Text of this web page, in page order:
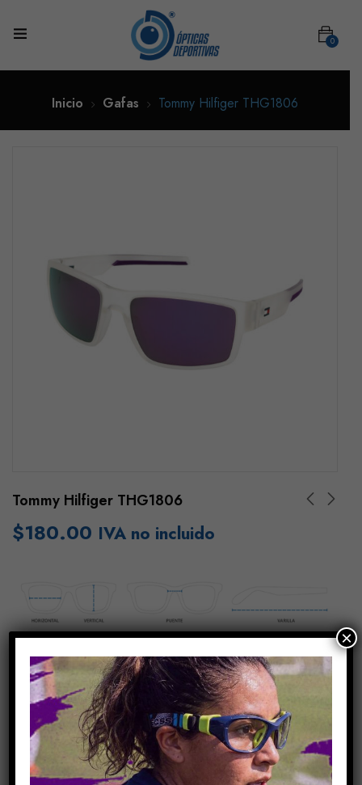
0
Inicio Gafas Tommy Hilfiger THG1806
Tommy Hilfiger THG1806
$180.00 IVA no incluido
Añadir Al Carrito
COMPARE
Share Link:
×